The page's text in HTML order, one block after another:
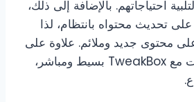
احتياجاتهم. بالإضافة إلى ذلك،
يحافظ TweakBox على تحديث محتواه بانتظام، لذا
محتوى جديد وملائم. علاوة على
ذلك، إعداد التطبيقات مع TweakBox بسيط ومباشر،